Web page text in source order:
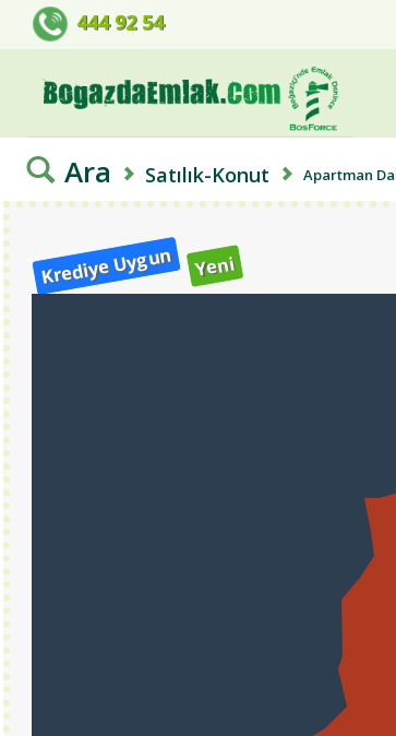
BOSFORCE EMLAK
444 92 54
Ara Satılık-Konut Apartman
Krediye Uygun Yeni